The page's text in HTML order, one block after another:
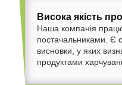
Висока якість
Наша компанія
постачальниками. Є
висновки, у яких
продуктами